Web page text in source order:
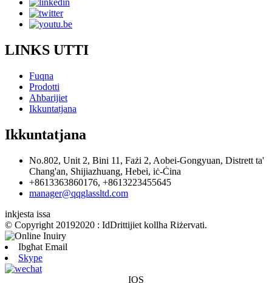
LINKS UTTI
Fuqna
Prodotti
Aħbarijiet
Ikkuntatjana
Ikkuntatjana
No.802, Unit 2, Bini 11, Fażi 2, Aobei-Gongyuan, Distrett ta'
Chang'an, Shijiazhuang, Hebei, iċ-Ċina
+8613363860176, +8613223455645
manager@qqglassltd.com
inkjesta issa
© Copyright 20192020 : IdDrittijiet kollha Riżervati.
Ibgħat Email
Skype
IOS